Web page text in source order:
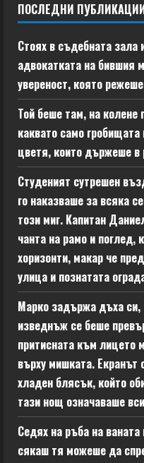
ПОСЛЕДНИ
Стоях в съдебната зала
адвокатката на бившия
увереност, която
Той беше там, на колене
каквато само
цветя, които държеше в
Студеният сутрешен
го наказваше за всяка
този миг. Капитан
чанта на рамо и поглед,
хоризонти, макар че
улица и познатата
Марко задържа дъха
изведнъж се беше
притисната към лицето
върху мишката. Екранът
хладен блясък, който
тази нощ означаваше
Седях на ръба на
сякаш тя можеше да